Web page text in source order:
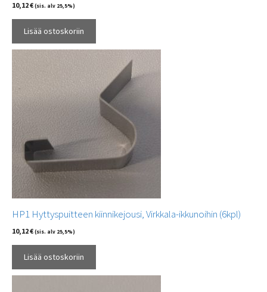
10,12€(sis. alv 25,5%)
Lisää ostoskoriin
HP1 Hyttyspuitteen kiinnikejousi, Virkkala-ikkunoihin (6kpl)
10,12€(sis. alv 25,5%)
Lisää ostoskoriin